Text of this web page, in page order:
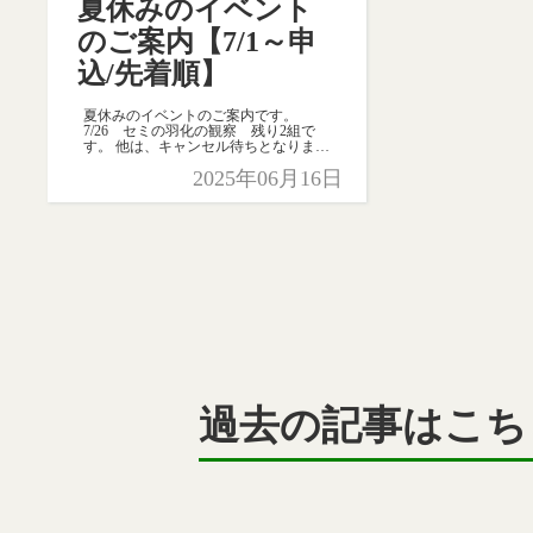
夏休みのイベント
のご案内【7/1～申
込/先着順】
夏休みのイベントのご案内です。
7/26 セミの羽化の観察 残り2組で
す。 他は、キャンセル待ちとなりま
せてみませんか ご参加、お待ちしてお
2025年06月16日
過去の記事はこち